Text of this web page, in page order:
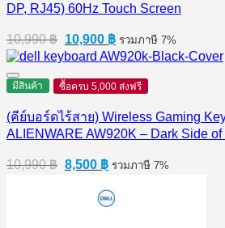
DP, RJ45) 60Hz Touch Screen
10,990฿ Original
price
was:
10,990 ฿.
10,900 ฿Current
price
is:
10,900 ฿.
รวมภาษี 7%
มีสินค้า ซื้อครบ 5,000 ส่งฟรี
(คีย์บอร์ดไร้สาย) Wireless Gaming
ALIENWARE AW920K – Dark Side of
10,990฿ Original
price
10,990 ฿.
8,500 ฿Current
price
is:
8,500 ฿.
รวมภาษี 7%